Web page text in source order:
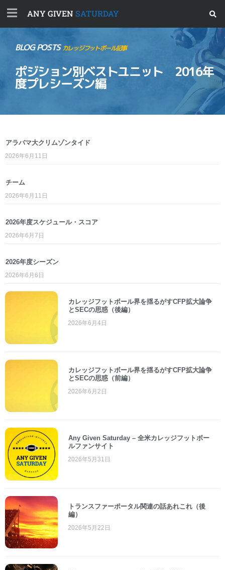
ANY GIVEN SATURDAY
BLOG POSTSカレッジフットボール記事
ポジション別ベストユニット 2016年
度プレシーズン編
アラバマ大クリムゾンタイド
2026年6月11日
チーム
2026年6月11日
2026年度スケジュール・スコア
2026年6月7日
2026年度シーズン
2026年6月6日
カレッジフットボール界を揺るがすCFP拡大論争
とSECの思惑（後編）
2026年6月4日
カレッジフットボール界を揺るがすCFP拡大論争
とSECの思惑（前編）
2026年6月2日
Any Given Saturday – 全米カレッジフットボー
ルファンサイト
2026年5月31日
トランスファーポータル関連の話あれこれ（後
編）
2026年5月22日